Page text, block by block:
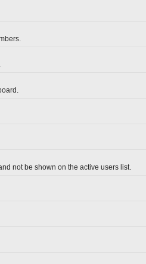
not be shown on the active users list.